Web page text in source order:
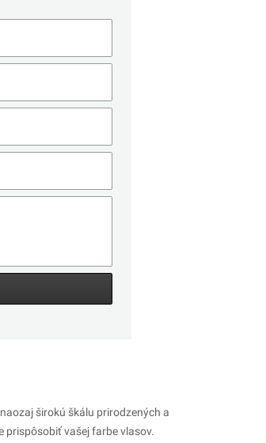
širokú škálu prirodzených a
prispôsobiť vašej farbe vlasov.